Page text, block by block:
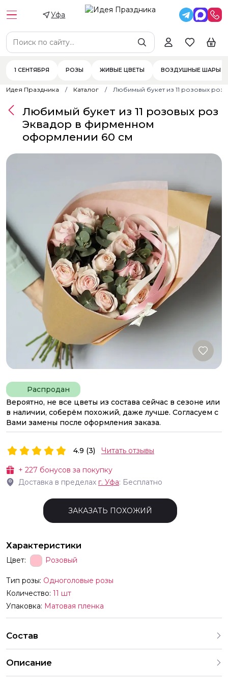
Уфа
1 СЕНТЯБРЯ РОЗЫ ЖИВЫЕ ЦВЕТЫ ВОЗДУШНЫЕ ШАРЫ
Идея Праздника Каталог Любимый букет из 11 розовых
Распродан
Вероятно, не все цветы из состава сейчас в сезоне или
в наличии, соберём похожий, даже лучше. Согласуем с
Вами замены после оформления заказа.
Любимый букет из 11 розовых роз
Эквадор в фирменном
оформлении 60 см
+ 227 бонусов за покупку
Доставка в пределах г. Уфа: Бесплатно
4.9 (3) Читать отзывы
ЗАКАЗАТЬ ПОХОЖИЙ
Характеристики
Цвет: Розовый
Тип розы: Одноголовые розы
Количество: 11 шт
Упаковка: Матовая пленка
Состав
Описание